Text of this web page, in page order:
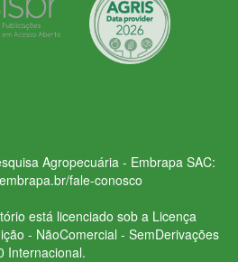
Agropecuária - Embrapa SAC:
fale-conosco
está licenciado sob a Licença
- NãoComercial - SemDerivações
Internacional.